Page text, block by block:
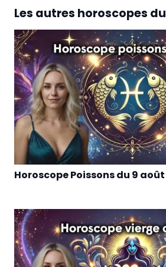
Les autres horoscopes du
Horoscope Poissons du 9 août